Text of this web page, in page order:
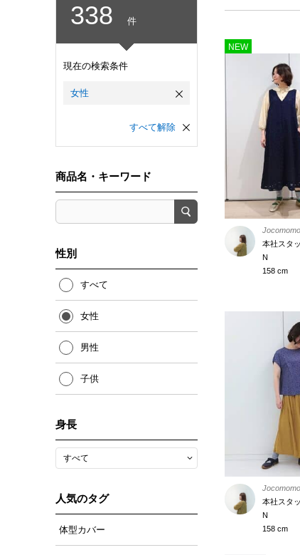
338 件
現在の検索条件
女性
すべて解除
商品名・キーワード
性別
すべて
女性
男性
子供
身長
人気のタグ
体型カバー
NEW
本社スタ
N
158 cm
本社スタ
N
158 cm